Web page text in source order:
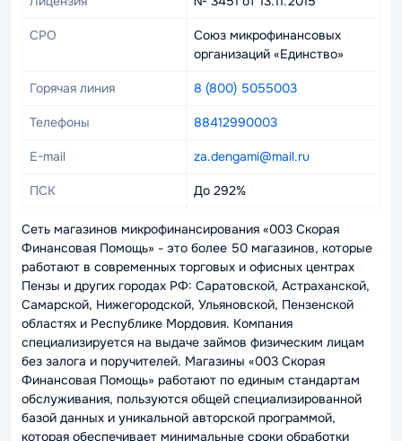
СРО
Союз микрофинансовых
организаций «Единство»
Горячая линия 8 (800) 5055003
Телефоны 88412990003
E-mail za.dengami@mail.ru
ПСК До 292%
Сеть магазинов микрофинансирования «003 Скорая
Финансовая Помощь» - это более 50 магазинов, которые
работают в современных торговых и офисных центрах
Пензы и других городах РФ: Саратовской, Астраханской,
Самарской, Нижегородской, Ульяновской, Пензенской
областях и Республике Мордовия. Компания
специализируется на выдаче займов физическим лицам
без залога и поручителей. Магазины «003 Скорая
Финансовая Помощь» работают по единым стандартам
обслуживания, пользуются общей специализированной
базой данных и уникальной авторской программой,
которая обеспечивает минимальные сроки обработки